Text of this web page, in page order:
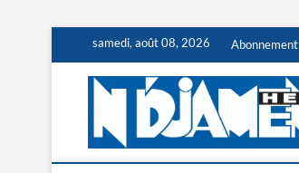
content
samedi, août 08, 2026 Abonnement